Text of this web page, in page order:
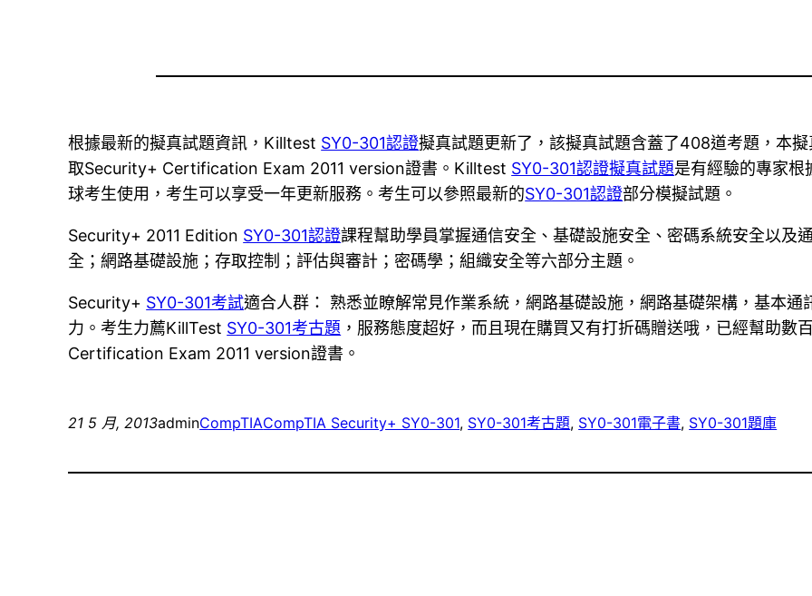
根據最新的擬真試題資訊，Killtest SY0-301認證擬真試題更新了，該擬真試題含蓋了408道考題，本
取Security+ Certification Exam 2011 version證書。Killtest SY0-301認證擬真試題是有經驗的專家根
球考生使用，考生可以享受一年更新服務。考生可以參照最新的SY0-301認證部分模擬試題。
Security+ 2011 Edition SY0-301認證課程幫助學員掌握通信安全、基礎設施安全、密碼系統安全以及
全；網路基礎設施；存取控制；評估與審計；密碼學；組織安全等六部分主題。
Security+ SY0-301考試適合人群： 熟悉並瞭解常見作業系統，網路基礎設施，網路基礎架構，基本
力。考生力薦KillTest SY0-301考古題 ，服務態度超好，而且現在購買又有打折碼贈送哦，已經幫助
Certification Exam 2011 version證書。
21 5 月, 2013adminCompTIACompTIA Security+ SY0-301, SY0-301考古題, SY0-301電子書, SY0-301題庫